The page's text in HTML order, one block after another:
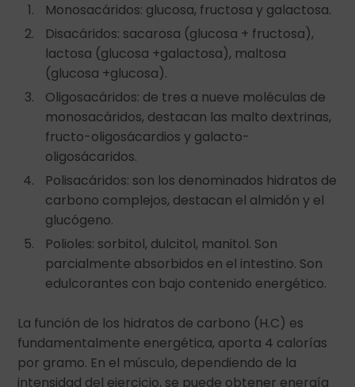
Monosacáridos: glucosa, fructosa y galactosa.
Disacáridos: sacarosa (glucosa + fructosa),
lactosa (glucosa +galactosa), maltosa
(glucosa +glucosa).
Oligosacáridos: de tres a nueve moléculas de
monosacáridos, destacan las malto dextrinas,
fructo-oligosácardios y galacto-
oligosácaridos.
Polisacáridos: son los denominados hidratos de
carbono complejos, destacan el almidón y el
glucógeno.
Polioles: sorbitol, dulcitol, manitol. Son
parcialmente absorbidos en el intestino. Son
edulcorantes con bajo contenido energético.
La función de los hidratos de carbono (H.C) es
fundamentalmente energética, aporta 4 calorías
por gramo. En el músculo, dependiendo de la
intensidad del ejercicio, se puede obtener energía